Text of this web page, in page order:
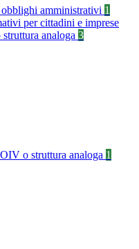
obblighi amministrativi 1
per cittadini e imprese
analoga 3
o struttura analoga 1